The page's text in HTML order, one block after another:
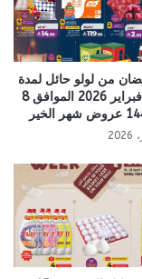
من لولو حائل لمدة
أسبوع 25 فبراير 2026 الموافق 8